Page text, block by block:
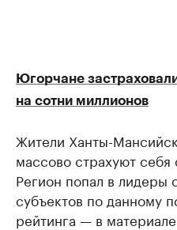
Югорчане
на сотни миллионов
Жители Ханты-
массово страхуют себя
Регион попал в лидеры
субъектов по данному
рейтинга — в материале.